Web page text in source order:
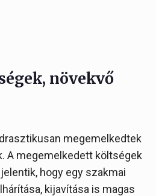
növekvő
megemelkedtek
A megemelkedett költségek
hogy egy szakmai
kijavítása is magas